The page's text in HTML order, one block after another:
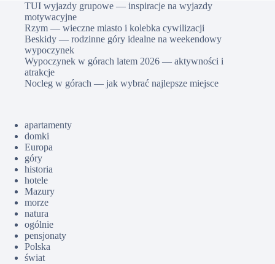
TUI wyjazdy grupowe — inspiracje na wyjazdy
motywacyjne
Rzym — wieczne miasto i kolebka cywilizacji
Beskidy — rodzinne góry idealne na weekendowy
wypoczynek
Wypoczynek w górach latem 2026 — aktywności i
atrakcje
Nocleg w górach — jak wybrać najlepsze miejsce
apartamenty
domki
Europa
góry
historia
hotele
Mazury
morze
natura
ogólnie
pensjonaty
Polska
świat